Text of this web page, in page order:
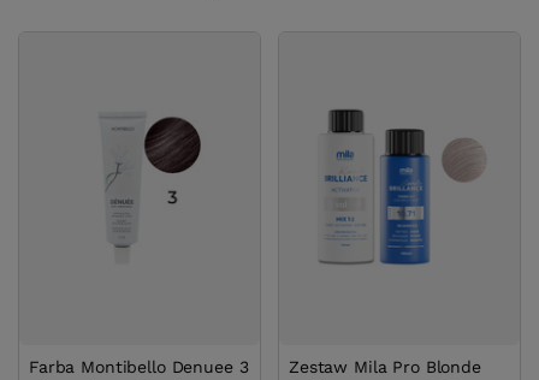
Farba Montibello Denuee 3
Zestaw Mila Pro Blonde